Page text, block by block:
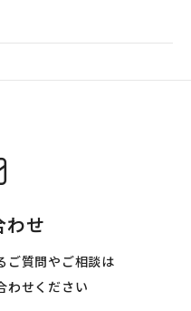
わせ
ご質問やご相談は
わせください